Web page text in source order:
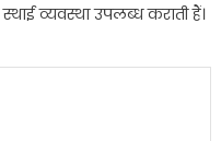
व्यवस्था उपलब्ध कराती हैं।